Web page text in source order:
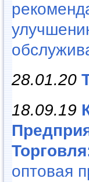
28.01.20
18.09.19
оптовая